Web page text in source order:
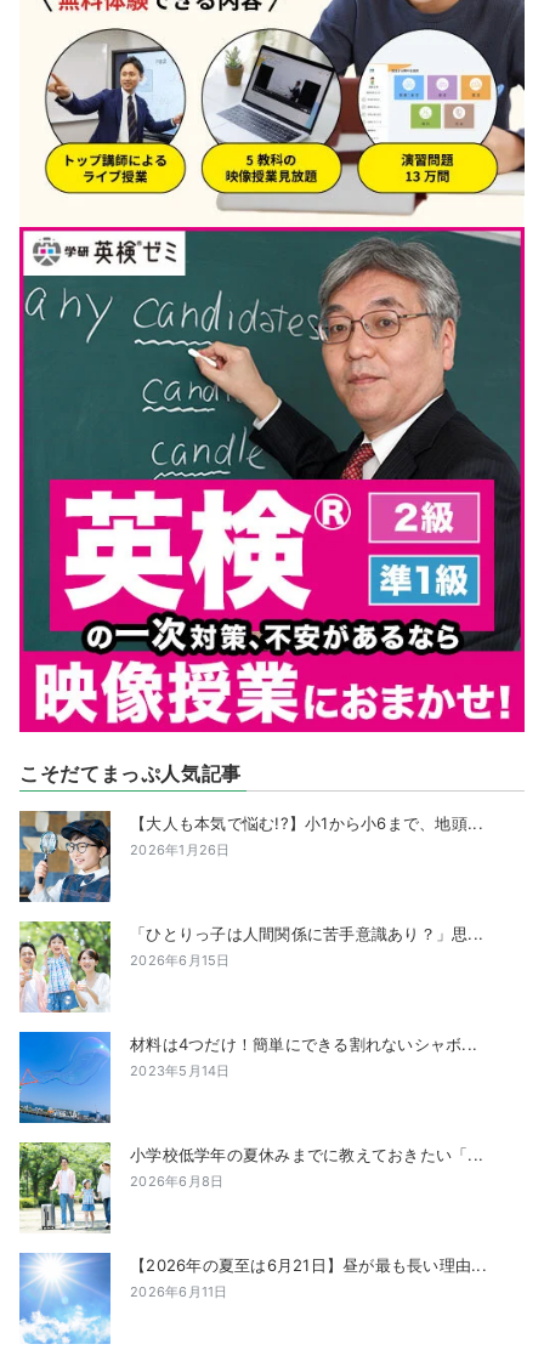
こそだてまっぷ人気記事
【大人も本気で悩む!?】小1から小6まで、地頭...
2026年1月26日
「ひとりっ子は人間関係に苦手意識あり？」思...
2026年6月15日
材料は4つだけ！簡単にできる割れないシャボ...
2023年5月14日
小学校低学年の夏休みまでに教えておきたい「...
2026年6月8日
【2026年の夏至は6月21日】昼が最も長い理由...
2026年6月11日